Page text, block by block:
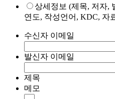
상세정보 (제목, 저자,
연도, 작성언어, KDC, 자
수신자 이메일
발신자 이메일
제목
메모